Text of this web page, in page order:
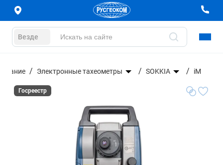
Везде
Электронные тахеометры SOKKIA iM
Госреестр